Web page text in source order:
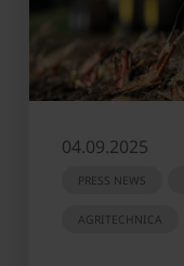
04.09.2025
PRESS NEWS
AGRITECHNICA